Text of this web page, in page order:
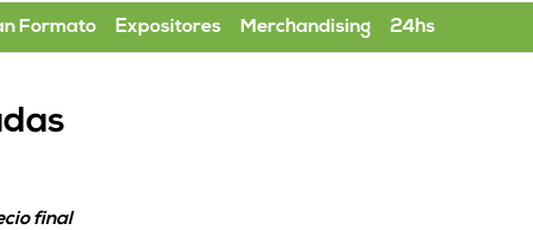
Formato Expositores Merchandising 24hs
final